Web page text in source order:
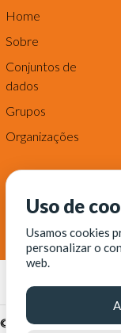
Home
Sobre
Conjuntos de
dados
Grupos
Organizações
© Fortaleza Digital ||
Uso de
Usamos cookies
personalizar o
web.